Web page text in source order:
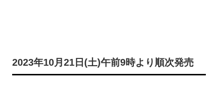
2023年10月21日(土)午前9時より順次発売